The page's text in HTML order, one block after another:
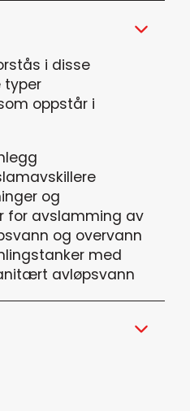
i disse
typer
oppstår i
og
for avslamming av
og overvann
med
avløpsvann